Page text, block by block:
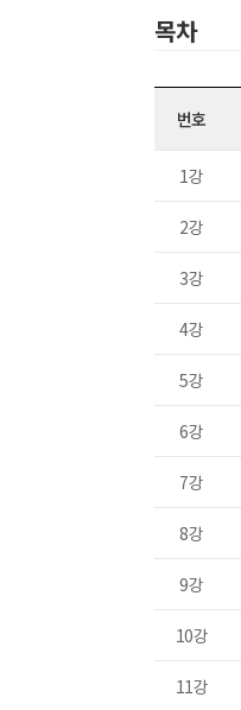
목차
번호
1강
2강
3강
4강
5강
6강
7강
8강
9강
10강
11강